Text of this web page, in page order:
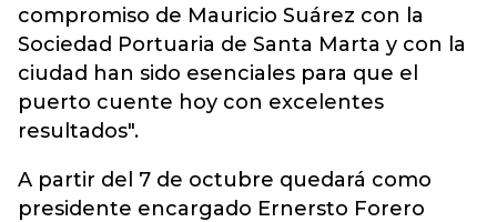
compromiso de Mauricio Suárez con la
Sociedad Portuaria de Santa Marta y con la
ciudad han sido esenciales para que el
puerto cuente hoy con excelentes
resultados".
A partir del 7 de octubre quedará como
presidente encargado Ernersto Forero